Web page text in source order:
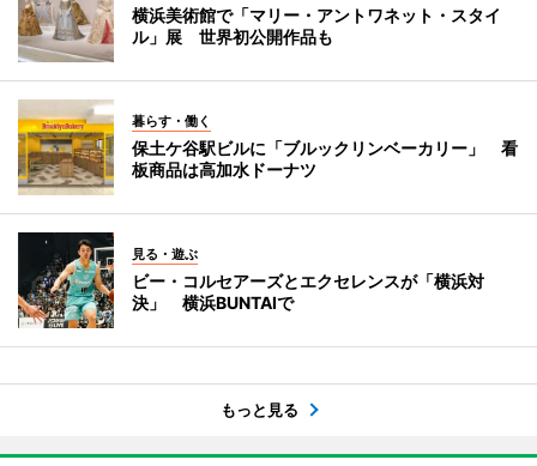
横浜美術館で「マリー・アントワネット・スタイ
ル」展 世界初公開作品も
暮らす・働く
保土ケ谷駅ビルに「ブルックリンベーカリー」 看
板商品は高加水ドーナツ
見る・遊ぶ
ビー・コルセアーズとエクセレンスが「横浜対
決」 横浜BUNTAIで
もっと見る